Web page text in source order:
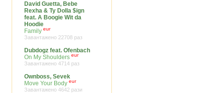
David Guetta, Bebe
Rexha & Ty Dolla $ign
feat. A Boogie Wit da
Hoodie
Family eur
Завантажено 22708 раз
Dubdogz feat. Ofenbach
On My Shoulders eur
Завантажено 4714 раз
Ownboss, Sevek
Move Your Body eur
Завантажено 4642 рази